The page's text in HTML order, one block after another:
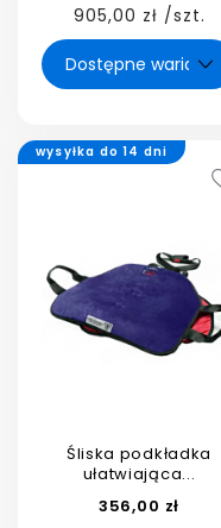
905,00 zł /szt.
Śliska podkładka
ułatwiająca...
356,00 zł
wysyłka do 14 dni